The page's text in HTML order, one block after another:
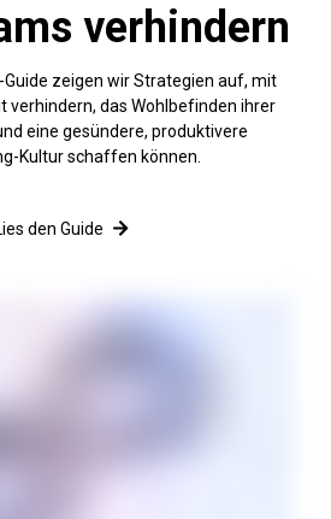
verhindern
zeigen wir Strategien auf, mit
verhindern, das Wohlbefinden ihrer
eine gesündere, produktivere
Kultur schaffen können.
den Guide